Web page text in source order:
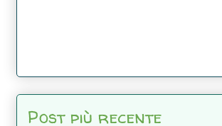
Post più recente